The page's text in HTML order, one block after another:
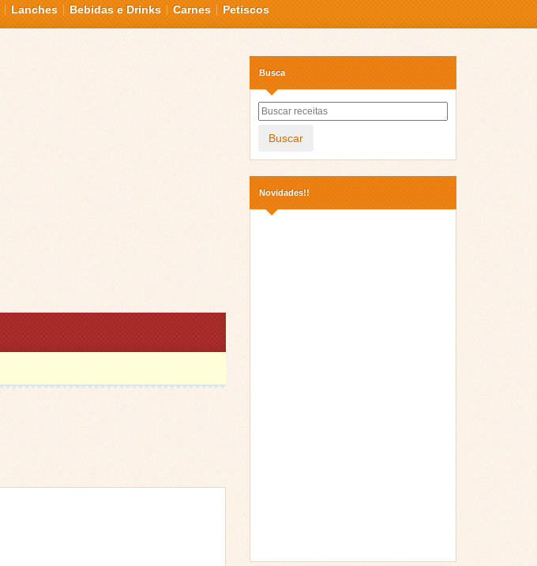
Lanches Bebidas e Drinks Carnes Petiscos
Busca
Buscar
Novidades!!